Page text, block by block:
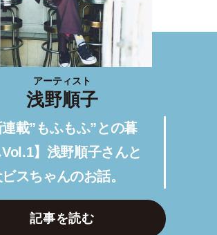
アーティスト
浅野順子
連載”もふもふ”との暮
Vol.1】浅野順子さんと
スちゃんのお話。
記事を読む